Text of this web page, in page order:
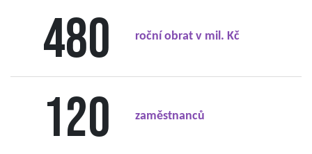
480 roční obrat v mil. Kč
120 zaměstnanců